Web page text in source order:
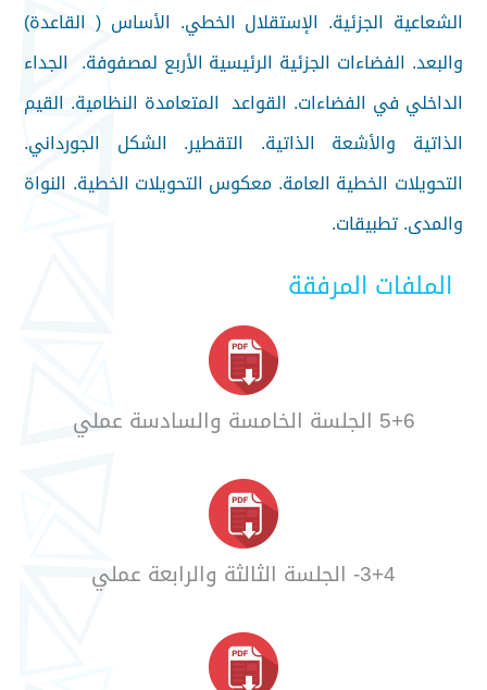
الشعاعية الجزئية. الإستقلال الخطي. الأساس ( القاعدة)
والبعد. الفضاءات الجزئية الرئيسية الأربع لمصفوفة. الجداء
الداخلي في الفضاءات. القواعد المتعامدة النظامية. القيم
الذاتية والأشعة الذاتية. التقطير. الشكل الجورداني.
التحويلات الخطية العامة. معكوس التحويلات الخطية. النواة
والمدى. تطبيقات.
الملفات المرفقة
5+6 الجلسة الخامسة والسادسة عملي
3+4- الجلسة الثالثة والرابعة عملي